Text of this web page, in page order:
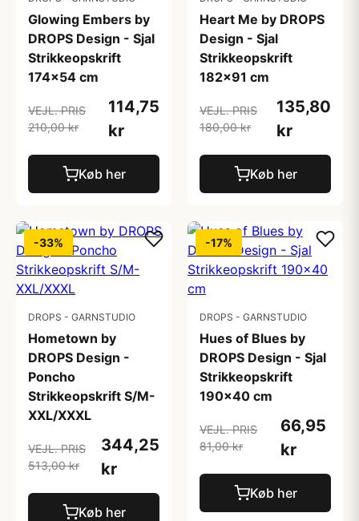
Glowing Embers by
DROPS Design - Sjal
Strikkeopskrift
174x54 cm
VEJL. PRIS
210,00 kr
114,75
kr
Køb her
Heart Me by DROPS
Design - Sjal
Strikkeopskrift
182x91 cm
VEJL. PRIS
180,00 kr
135,80
kr
Køb her
-33%
DROPS - GARNSTUDIO
Hometown by
DROPS Design -
Poncho
Strikkeopskrift S/M-
XXL/XXXL
VEJL. PRIS
513,00 kr
344,25
kr
Køb her
-17%
DROPS - GARNSTUDIO
Hues of Blues by
DROPS Design - Sjal
Strikkeopskrift
190x40 cm
VEJL. PRIS
81,00 kr
66,95
kr
Køb her